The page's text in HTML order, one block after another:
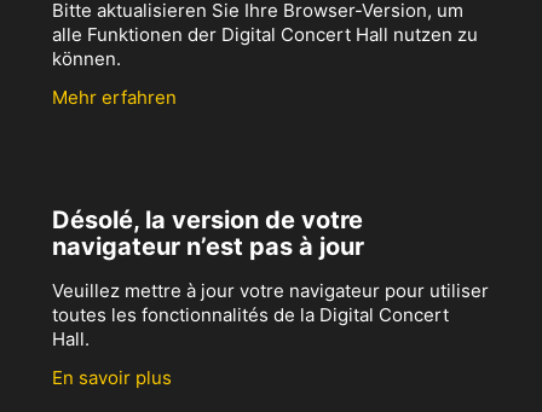
Bitte aktualisieren Sie Ihre Browser-Version, um
alle Funktionen der Digital Concert Hall nutzen zu
können.
Mehr erfahren
Désolé, la version de votre
navigateur n’est pas à jour
Veuillez mettre à jour votre navigateur pour utiliser
toutes les fonctionnalités de la Digital Concert
Hall.
En savoir plus